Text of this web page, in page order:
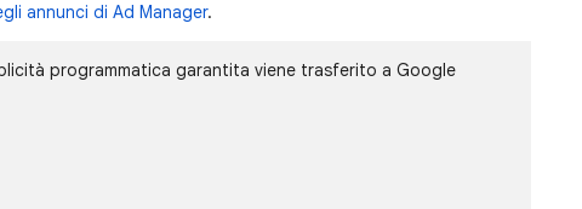
annunci di Ad Manager.
programmatica garantita viene trasferito a Google